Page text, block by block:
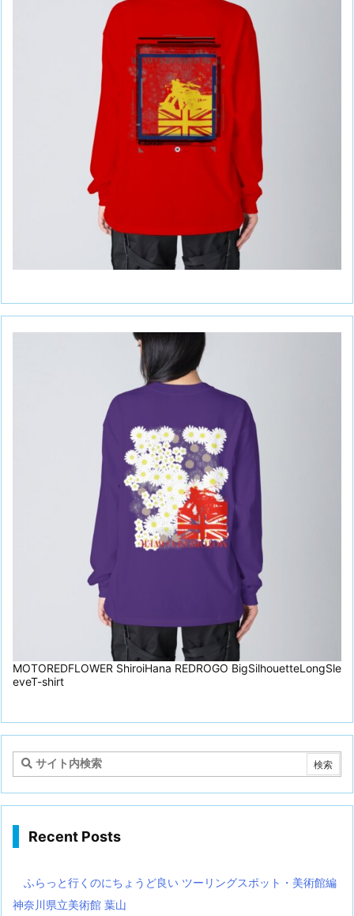
MOTOREDFLOWER ShiroiHana REDROGO BigSilhouetteLongSle
eveT-shirt
Recent Posts
ふらっと行くのにちょうど良い ツーリングスポット・美術館編
神奈川県立美術館 葉山